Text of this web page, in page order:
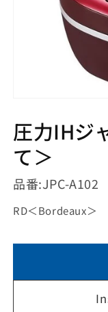
ダ
ル
で
メ
デ
ィ
(1)
圧力IHジ
て＞
品番:JPC-A102
RD＜Bordeaux＞